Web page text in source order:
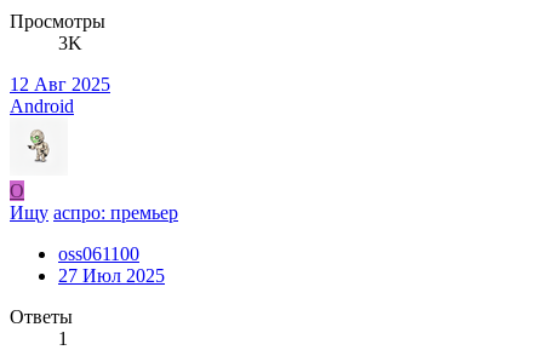
Просмотры
3K
12 Авг 2025
Android
O
Ищу аспро: премьер
oss061100
27 Июл 2025
Ответы
1